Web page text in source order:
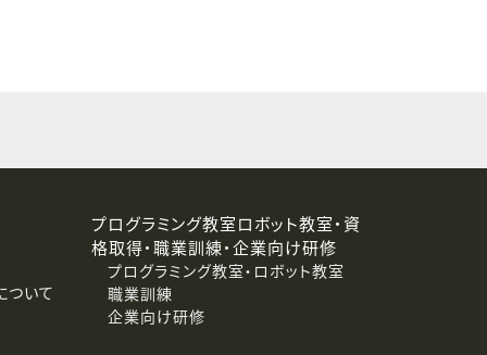
および第三者への提供停止）
ついて
プログラミング教室ロボット教室・資
格取得・職業訓練・企業向け研修
プログラミング教室・ロボット教室
職業訓練
企業向け研修